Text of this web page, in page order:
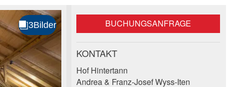
BUCHUNGSANFRAGE
KONTAKT
Hof Hintertann
Andrea & Franz-Josef Wyss-Iten